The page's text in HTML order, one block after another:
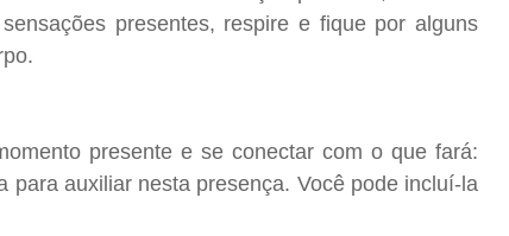
presentes, respire e fique por alguns
presente e se conectar com o que fará:
para auxiliar nesta presença. Você pode incluí-la